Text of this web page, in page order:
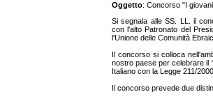
Oggetto: Concorso "I
Si segnala alle SS. LL. il
con l'alto Patronato del
l'Unione delle Comunità
Il concorso si colloca
nostro paese per celebrare il
Italiano con la Legge 211/
Il concorso prevede due